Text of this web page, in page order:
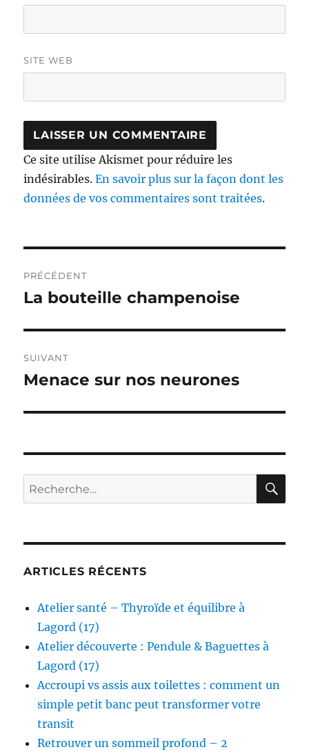
SITE WEB
Ce site utilise Akismet pour réduire les
indésirables.En savoir plus sur la façon dont les
données de vos commentaires sont traitées.
de
PRÉCÉDENT
Publication
La bouteille champenoise
SUIVANT
Publication
Menace sur nos neurones
Recherche
pour :
ARTICLES RÉCENTS
Atelier santé – Thyroïde et équilibre à
Lagord (17)
Atelier découverte : Pendule & Baguettes à
Lagord (17)
Accroupi vs assis aux toilettes : comment un
simple petit banc peut transformer votre
transit
Retrouver un sommeil profond – 2